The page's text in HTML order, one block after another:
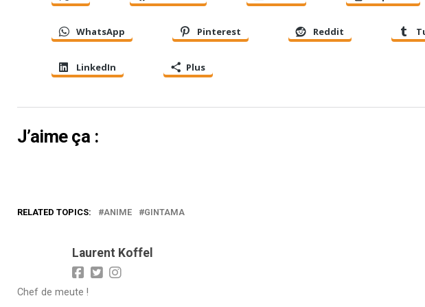
WhatsApp Pinterest Reddit
LinkedIn Plus
J’aime ça :
RELATED TOPICS: ANIME GINTAMA
Laurent Koffel
Chef de meute !